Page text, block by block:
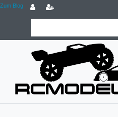
Zum Blog